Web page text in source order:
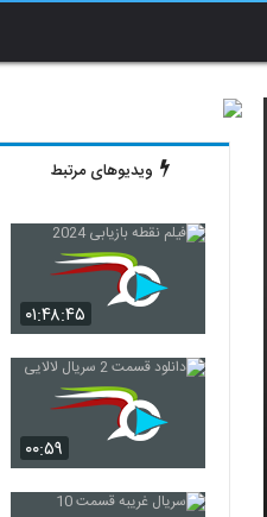
ویدیوهای مرتبط
۰۱:۴۸:۴۵
۰۰:۵۹